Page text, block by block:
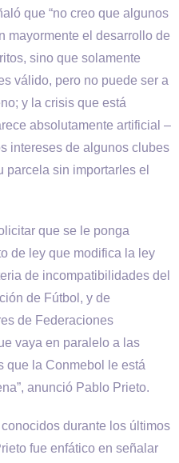
que “no creo que algunos
mayormente el desarrollo de
sino que solamente
válido, pero no puede ser a
y la crisis que está
absolutamente artificial –
intereses de algunos clubes
parcela sin importarles el
que se le ponga
de ley que modifica la ley
de incompatibilidades del
de Fútbol, y de
de Federaciones
vaya en paralelo a las
que la Conmebol le está
anunció Pablo Prieto.
durante los últimos
fue enfático en señalar